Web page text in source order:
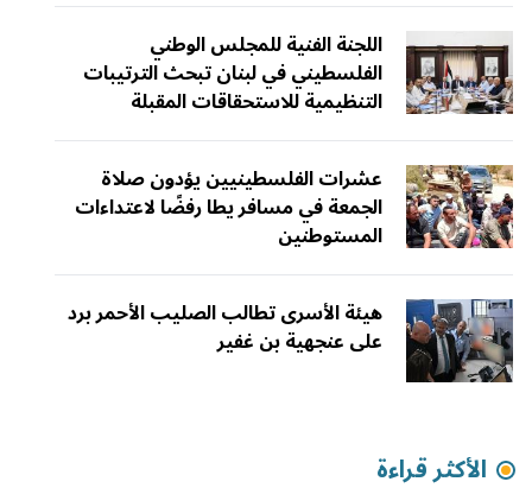
اللجنة الفنية للمجلس الوطني
الفلسطيني في لبنان تبحث الترتيبات
التنظيمية للاستحقاقات المقبلة
عشرات الفلسطينيين يؤدون صلاة
الجمعة في مسافر يطا رفضًا لاعتداءات
المستوطنين
هيئة الأسرى تطالب الصليب الأحمر برد
على عنجهية بن غفير
الأكثر قراءة